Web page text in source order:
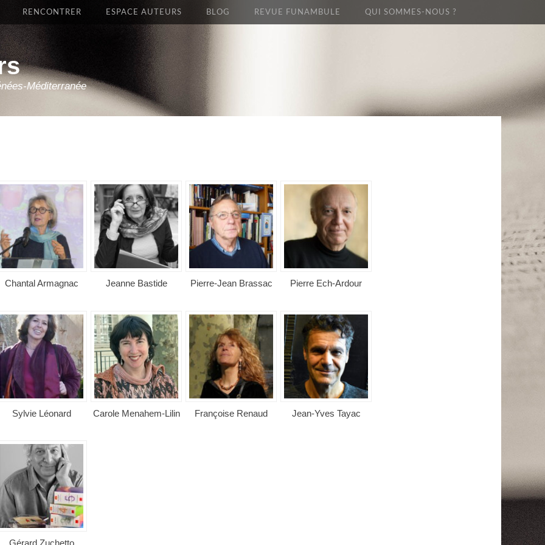
Méditerranée
RENCONTRER ESPACE AUTEURS BLOG REVUE FUNAMBULE QUI SOMMES-NOUS ?
Chantal Armagnac Jeanne Bastide Pierre-Jean Brassac Pierre Ech-Ardour
Sylvie Léonard Carole Menahem-Lilin Françoise Renaud Jean-Yves Tayac
Gérard Zuchetto